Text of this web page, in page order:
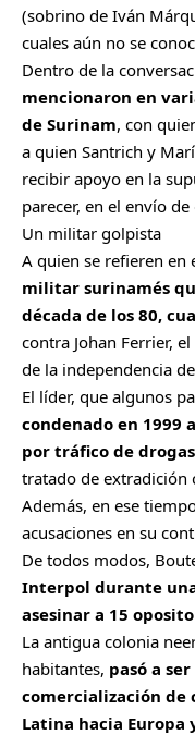
(sobrino de Iván
cuales aún no se
Dentro de la
mencionaron en
de Surinam, con
a quien Santrich y
recibir apoyo en la
parecer, en el envío
Un militar golpista
A quien se refieren en
militar surinamés
década de los 80,
contra Johan Ferrier,
de la independencia
El líder, que algunos
condenado en 1999
por tráfico de drogas
tratado de extradición
Además, en ese
acusaciones en su
De todos modos,
Interpol durante
asesinar a 15
La antigua colonia
habitantes, pasó a
comercialización de
Latina hacia Europa